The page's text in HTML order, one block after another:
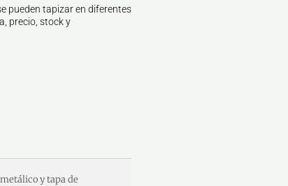
pueden tapizar en diferentes
precio, stock y
y tapa de